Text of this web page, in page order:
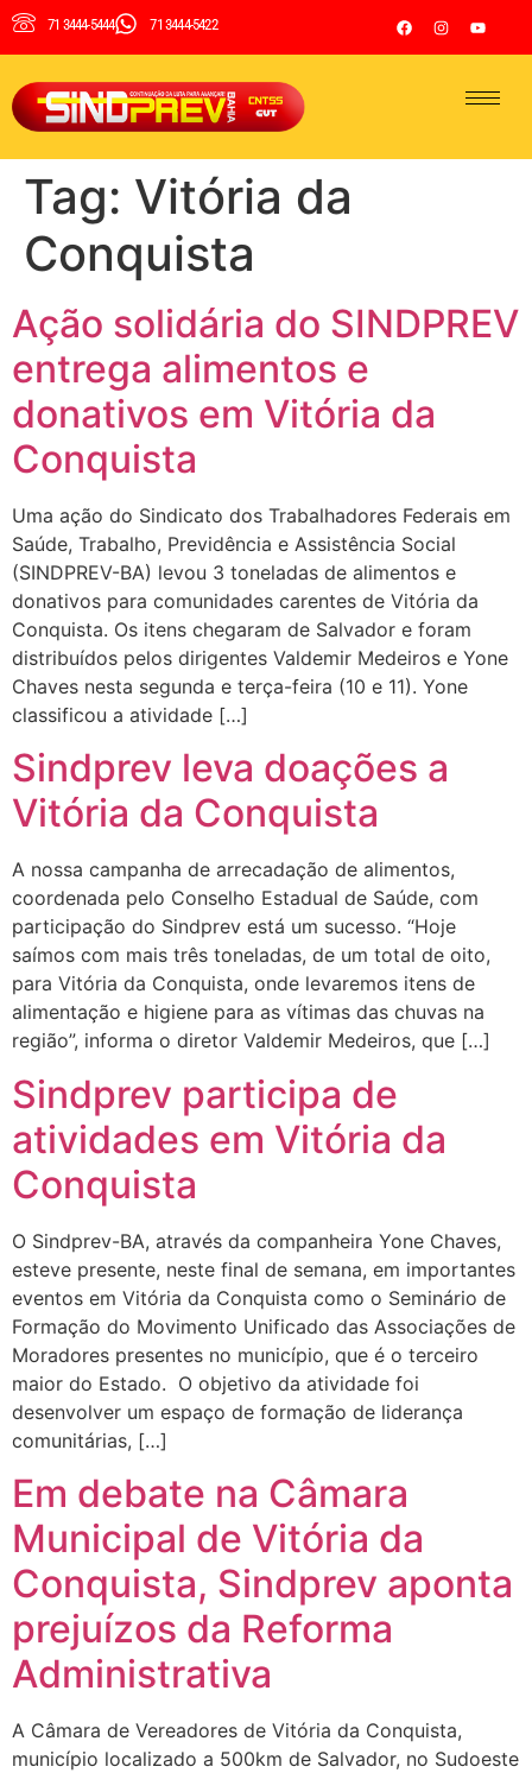
71 3444-5444 71 3444-5422
Tag: Vitória da
Conquista
Ação solidária do SINDPREV
entrega alimentos e
donativos em Vitória da
Conquista
Uma ação do Sindicato dos Trabalhadores Federais em
Saúde, Trabalho, Previdência e Assistência Social
(SINDPREV-BA) levou 3 toneladas de alimentos e
donativos para comunidades carentes de Vitória da
Conquista. Os itens chegaram de Salvador e foram
distribuídos pelos dirigentes Valdemir Medeiros e Yone
Chaves nesta segunda e terça-feira (10 e 11). Yone
classificou a atividade […]
Sindprev leva doações a
Vitória da Conquista
A nossa campanha de arrecadação de alimentos,
coordenada pelo Conselho Estadual de Saúde, com
participação do Sindprev está um sucesso. “Hoje
saímos com mais três toneladas, de um total de oito,
para Vitória da Conquista, onde levaremos itens de
alimentação e higiene para as vítimas das chuvas na
região”, informa o diretor Valdemir Medeiros, que […]
Sindprev participa de
atividades em Vitória da
Conquista
O Sindprev-BA, através da companheira Yone Chaves,
esteve presente, neste final de semana, em importantes
eventos em Vitória da Conquista como o Seminário de
Formação do Movimento Unificado das Associações de
Moradores presentes no município, que é o terceiro
maior do Estado. O objetivo da atividade foi
desenvolver um espaço de formação de liderança
comunitárias, […]
Em debate na Câmara
Municipal de Vitória da
Conquista, Sindprev aponta
prejuízos da Reforma
Administrativa
A Câmara de Vereadores de Vitória da Conquista,
município localizado a 500km de Salvador, no Sudoeste